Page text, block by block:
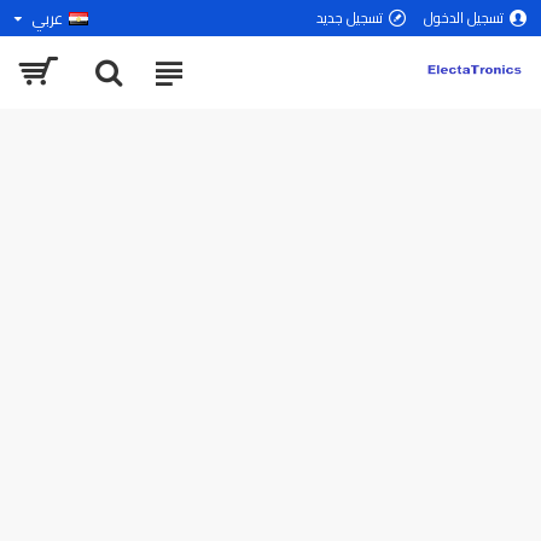
تسجيل الدخول تسجيل جديد عربي